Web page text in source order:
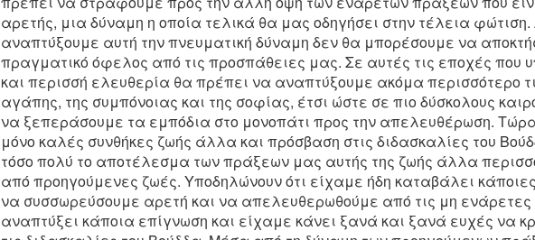
αρετής, μια δύναμη η οποία τελικά θα μας οδηγήσει στην τέλεια φώτιση.
αναπτύξουμε αυτή την πνευματική δύναμη δεν θα μπορέσουμε να
πραγματικό όφελος από τις προσπάθειες μας. Σε αυτές τις εποχές που
και περισσή ελευθερία θα πρέπει να αναπτύξουμε ακόμα περισσότερο
αγάπης, της συμπόνοιας και της σοφίας, έτσι ώστε σε πιο δύσκολους
να ξεπεράσουμε τα εμπόδια στο μονοπάτι προς την απελευθέρωση.
μόνο καλές συνθήκες ζωής άλλα και πρόσβαση στις διδασκαλίες του
τόσο πολύ το αποτέλεσμα των πράξεων μας αυτής της ζωής άλλα
από προηγούμενες ζωές. Υποδηλώνουν ότι είχαμε ήδη καταβάλει
να συσσωρεύσουμε αρετή και να απελευθερωθούμε από τις μη ενάρετες
αναπτύξει κάποια επίγνωση και είχαμε κάνει ξανά και ξανά ευχές να
Κούνζιγκ Σάμαρ Ρίνποτσε
Μαθαίνοντας να βλέπεις
Μια συνέντευξη με τον Σάμαρ Ρίνποτσε στο
Ντάγκπο Κάγκιου Λινγκ στη Γαλλία, για το
Kkö-info περιοδικό του Κάρμα Κάγκιου
Αυστρίας.
Τίνλεϋ Νόρμπου Ρίνποτσε
Συνήθεια, ΄Όνειρο και Χρόνος
“ Η μορφή μου εμφανίστηκε σαν ένα όνειρο,
στα όντα που είναι σαν όνειρο.
Μη
Για
που
On
Ο
στη